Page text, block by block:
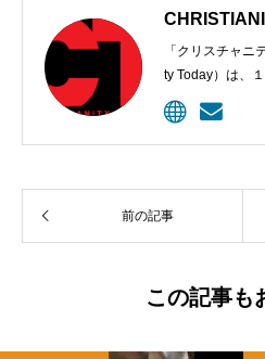
「クリスチャニ
ty Today）は、
ラハムと編集長
れた、クリスチ
年、ウェブサイ
ン指導者に毎月
は１０００万に上
前の記事
この記事も